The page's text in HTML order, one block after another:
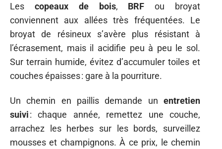
Les copeaux de bois, BRF ou broyat
conviennent aux allées très fréquentées. Le
broyat de résineux s’avère plus résistant à
l’écrasement, mais il acidifie peu à peu le sol.
Sur terrain humide, évitez d’accumuler toiles et
couches épaisses : gare à la pourriture.
Un chemin en paillis demande un entretien
suivi: chaque année, remettez une couche,
arrachez les herbes sur les bords, surveillez
mousses et champignons. À ce prix, le chemin